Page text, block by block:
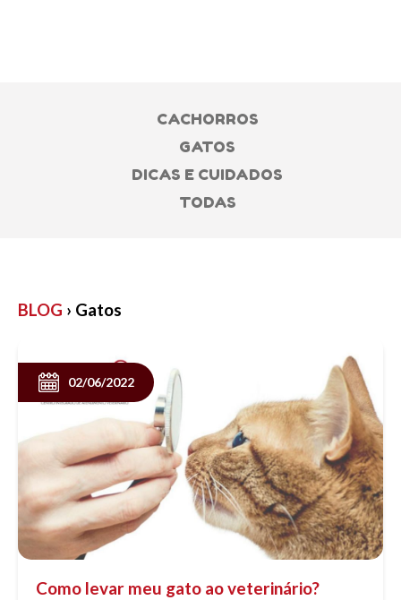
CACHORROS
GATOS
DICAS E CUIDADOS
TODAS
BLOG › Gatos
Como levar meu gato ao veterinário?
02/06/2022